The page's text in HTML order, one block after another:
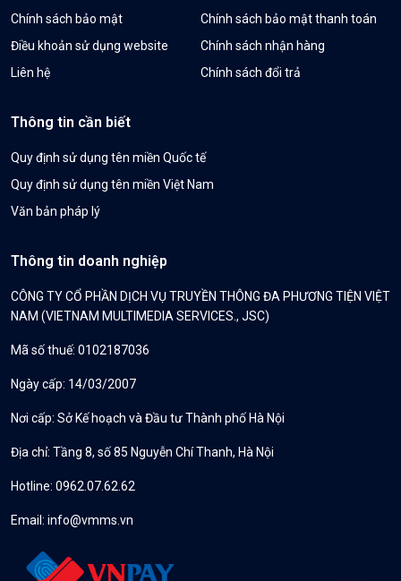
Chính sách bảo mật
Điều khoản sử dụng website
Liên hệ
Chính sách bảo mật thanh toán
Chính sách nhận hàng
Chính sách đổi trả
Thông tin cần biết
Quy định sử dụng tên miền Quốc tế
Quy định sử dụng tên miền Việt Nam
Văn bản pháp lý
Thông tin doanh nghiệp
CÔNG TY CỔ PHẦN DỊCH VỤ TRUYỀN THÔNG ĐA PHƯƠNG TIỆN VIỆT
NAM (VIETNAM MULTIMEDIA SERVICES., JSC)
Mã số thuế: 0102187036
Ngày cấp: 14/03/2007
Nơi cấp: Sở Kế hoạch và Đầu tư Thành phố Hà Nội
Địa chỉ: Tầng 8, số 85 Nguyễn Chí Thanh, Hà Nội
Hotline: 0962.07.62.62
Email: info@vmms.vn